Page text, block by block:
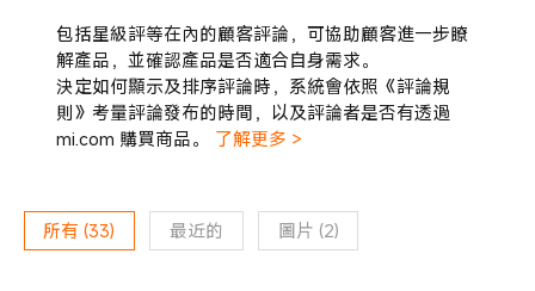
包括星級評等在內的顧客評論，可協助顧客進一步瞭
解產品，並確認產品是否適合自身需求。
決定如何顯示及排序評論時，系統會依照《評論規
則》考量評論發布的時間，以及評論者是否有透過
mi.com 購買商品。
了解更多 >
所有 (33) 最近的 圖片 (2)